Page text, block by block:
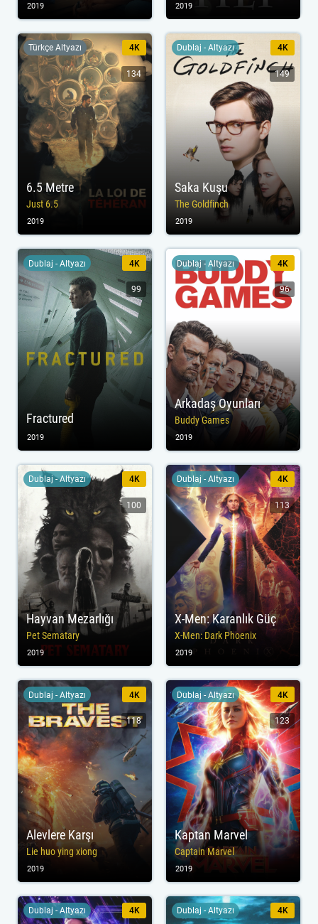
2019 2019
6.5 Metre
Just 6.5
Türkçe Altyazı 4K
134
2019
Saka Kuşu
The Goldfinch
Dublaj - Altyazı 4K
149
2019
Fractured
Dublaj - Altyazı 4K
99
2019
Arkadaş Oyunları
Buddy Games
Dublaj - Altyazı 4K
96
2019
Hayvan Mezarlığı
Pet Sematary
Dublaj - Altyazı 4K
100
2019
X-Men: Karanlık Güç
X-Men: Dark Phoenix
Dublaj - Altyazı 4K
113
2019
Alevlere Karşı
Lie huo ying xiong
Dublaj - Altyazı 4K
118
2019
Kaptan Marvel
Captain Marvel
Dublaj - Altyazı 4K
123
2019
Dublaj - Altyazı 4K Dublaj - Altyazı 4K